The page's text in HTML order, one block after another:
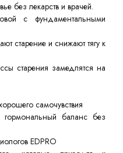
без лекарств и врачей.
с фундаментальными
старение и снижают тягу к
старения замедлятся на
самочувствия
баланс без
EDPRO